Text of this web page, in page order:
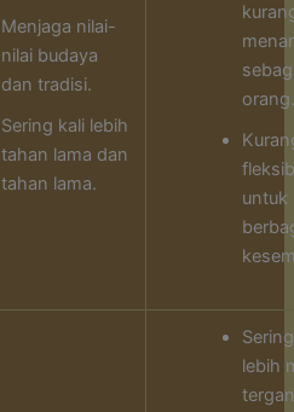
Menjaga nilai-
nilai budaya
dan tradisi.
Sering kali lebih
tahan lama dan
tahan lama.
orang.
untuk
lebih